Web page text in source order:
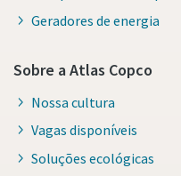
Geradores de energia
Sobre a Atlas Copco
Nossa cultura
Vagas disponíveis
Soluções ecológicas